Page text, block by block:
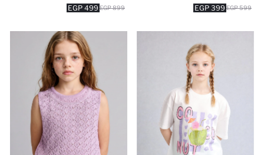
399 EGP 599 EGP
499 EGP 899 EGP